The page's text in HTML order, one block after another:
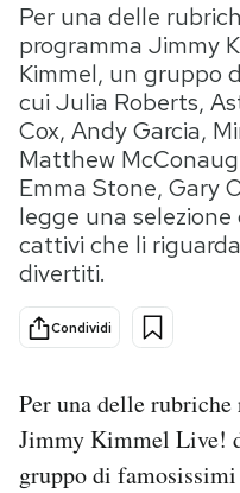
Tecnologia
Internet
Scienza
Cultura
Economia
Sport
I MIEI PREFERITI
Per una delle
programma Jimmy
Kimmel, un gruppo
cui Julia Roberts,
Cox, Andy Garcia,
Matthew
Emma Stone, Gary
legge una
cattivi che li
divertiti.
Condividi
Per una delle
Jimmy Kimmel Live!
gruppo di